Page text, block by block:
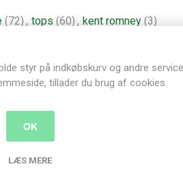
(72), tops (60), kent romney (3)
styr på indkøbskurv og andre
tillader du brug af cookies.
OK
LÆS MERE